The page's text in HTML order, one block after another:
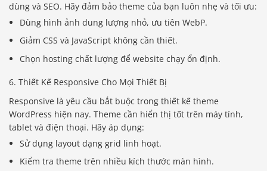
dùng và SEO. Hãy đảm bảo theme của bạn luôn nhẹ và tối ưu:
Dùng hình ảnh dung lượng nhỏ, ưu tiên WebP.
Giảm CSS và JavaScript không cần thiết.
Chọn hosting chất lượng để website chạy ổn định.
6. Thiết Kế Responsive Cho Mọi Thiết Bị
Responsive là yêu cầu bắt buộc trong thiết kế theme
WordPress hiện nay. Theme cần hiển thị tốt trên máy tính,
tablet và điện thoại. Hãy áp dụng:
Sử dụng layout dạng grid linh hoạt.
Kiểm tra theme trên nhiều kích thước màn hình.